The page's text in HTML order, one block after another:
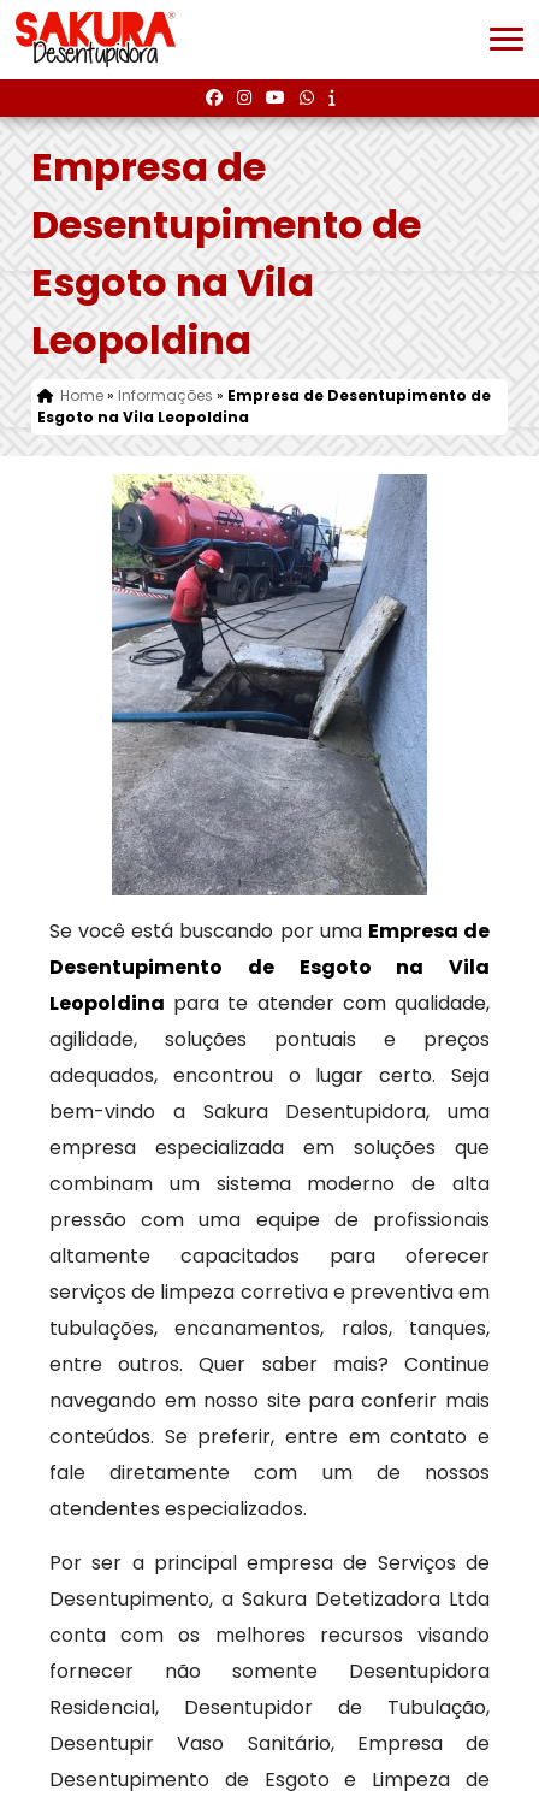
Empresa de
Desentupimento de
Esgoto na Vila
Leopoldina
Home» Informações » Empresa de Desentupimento de
Esgoto na Vila Leopoldina
Se você está buscando por uma Empresa de
Desentupimento de Esgoto na Vila
Leopoldina para te atender com qualidade,
agilidade, soluções pontuais e preços
adequados, encontrou o lugar certo. Seja
bem-vindo a Sakura Desentupidora, uma
empresa especializada em soluções que
combinam um sistema moderno de alta
pressão com uma equipe de profissionais
altamente capacitados para oferecer
serviços de limpeza corretiva e preventiva em
tubulações, encanamentos, ralos, tanques,
entre outros. Quer saber mais? Continue
navegando em nosso site para conferir mais
conteúdos. Se preferir, entre em contato e
fale diretamente com um de nossos
atendentes especializados.
Por ser a principal empresa de Serviços de
Desentupimento, a Sakura Detetizadora Ltda
conta com os melhores recursos visando
fornecer não somente Desentupidora
Residencial, Desentupidor de Tubulação,
Desentupir Vaso Sanitário, Empresa de
Desentupimento de Esgoto e Limpeza de